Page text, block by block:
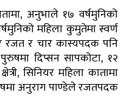
अनुभाले १७ वर्षमुनिको
महिला कुमुतेमा स्वर्ण
रजत र चार कास्यपदक पनि
दिप्सन सापकोटा, १२
सिनियर महिला कातामा
अनुराग पाण्डेले रजतपदक